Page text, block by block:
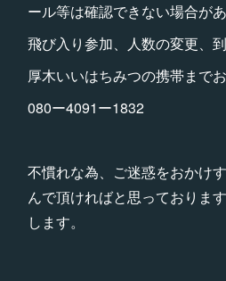
ール等は確認できない場合があ
飛び入り参加、人数の変更、
厚木いいはちみつの携帯まで
080ー4091ー1832
不慣れな為、ご迷惑をおかけ
んで頂ければと思っておりま
します。